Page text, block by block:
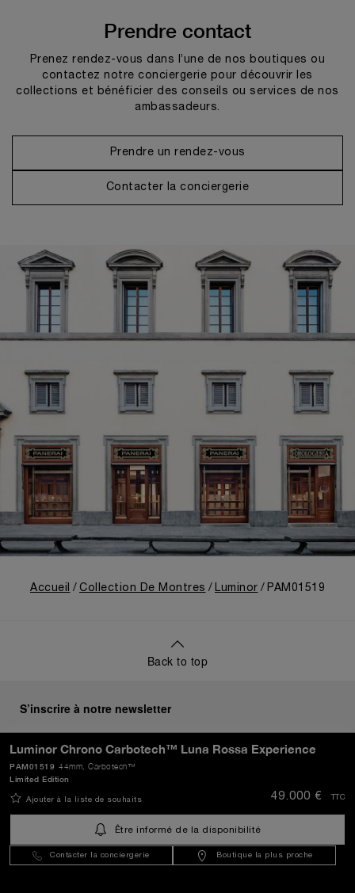
Luminor Chrono Carbotech™ Luna Rossa Experience
44mm , Carbotech™
PAM01519
Limited Edition
Ajouter à la liste de souhaits 49.000 € TTC
Être informé de la disponibilité
Contacter la conciergerie Boutique la plus proche
Prendre contact
Prenez rendez-vous dans l’une de nos boutiques ou
contactez notre conciergerie pour découvrir les
collections et bénéficier des conseils ou services de nos
ambassadeurs.
Prendre un rendez-vous
Contacter la conciergerie
Accueil Collection De Montres Luminor PAM01519
Back to top
S’inscrire à notre newsletter
ENVOYER
Luxembourg(EUR €)- FR